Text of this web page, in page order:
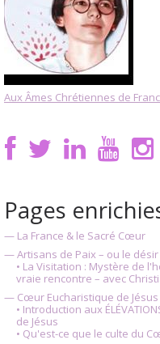
Aux Âmes Chrétiennes de
Pages
— La France & le Sacré Cœur
— Artisans de Paix – ou le
• La Visitation : Mystère de
vraie rencontre – avec
— Cœur Eucharistique de
• Introduction aux
de Jésus
• Qu'est-ce que le culte du